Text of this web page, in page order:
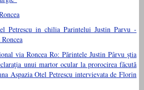
via Roncea Ro: Părintele Justin Pârvu ştia
unui martor ocular la prorocirea făcută
Aspazia Otel Petrescu intervievata de Florin